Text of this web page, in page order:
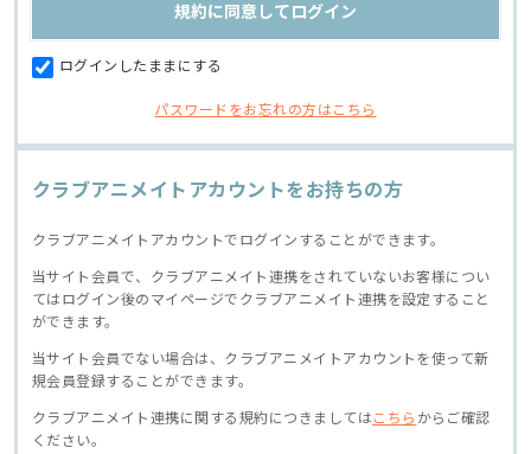
ログインしたままにする
パスワードをお忘れの方はこちら
クラブアニメイトアカウントをお持ちの方
クラブアニメイトアカウントでログインすることができます。
当サイト会員で、クラブアニメイト連携をされていないお客様につい
てはログイン後のマイページでクラブアニメイト連携を設定すること
ができます。
当サイト会員でない場合は、クラブアニメイトアカウントを使って新
規会員登録することができます。
クラブアニメイト連携に関する規約につきましてはこちら からご確認
ください。